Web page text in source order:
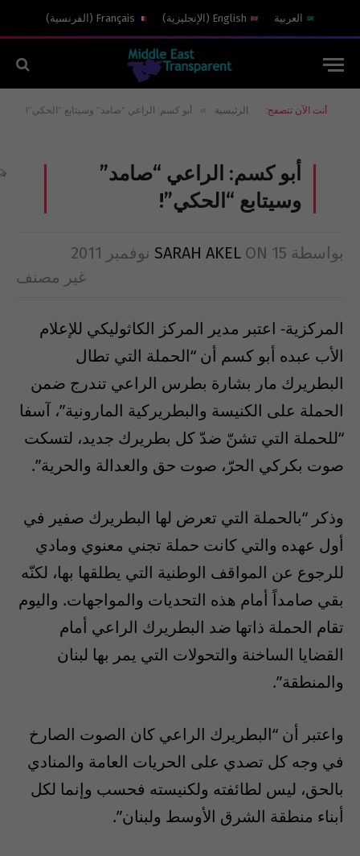
العربية English
( الإنجليزية)
Français
( الفرنسية)
أنت الآن تتصفح: الرئيسية » أبو كسم: الراعي “صامد” وسيتابع “الحكي”!
أبو كسم: الراعي “صامد”
وسيتابع “الحكي”!
بواسطة SARAH AKEL ON 15 نوفمبر 2011
غير مصنف
المركزية- اعتبر مدير المركز الكاثوليكي للإعلام
الأب عبده أبو كسم أن “الحملة التي تطال
البطريرك مار بشارة بطرس الراعي تندرج ضمن
الحملة على الكنيسة والبطريركية المارونية”، آسفا
“للحملة التي تشنّ ضدّ كل بطريرك جديد، لتسكت
صوت بكركي الحرّ، صوت حق والعدالة والحرية”.
وذكر “بالحملة التي تعرض لها البطريرك صفير في
أول عهده والتي كانت حملة تجني معنوي ومادي
للرجوع عن المواقف الوطنية التي يطلقها بها، لكنّه
بقي صامداً أمام هذه التحديات والمواجهات. واليوم
تقام الحملة ذاتها ضد البطريرك الراعي أمام
القضايا الساخنة والتحولات التي يمر بها لبنان
والمنطقة”.
واعتبر أن “البطريرك الراعي كان الصوت الصارخ
في وجه كل تصدي على الحريات العامة والمنادي
بالحق، ليس لطائفته ولكنيسته فحسب وإنما لكل
أبناء منطقة الشرق الأوسط ولبنان”.